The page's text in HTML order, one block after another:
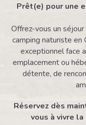
Prêt(e) pour une
Offrez-vous un
camping naturiste en
exceptionnel face
emplacement ou
détente, de
Réservez dès
vous à vivre